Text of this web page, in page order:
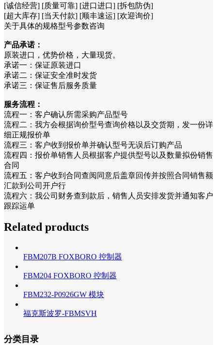
[诚信经营] [质量可靠] [进口进口] [拆包防伪]
[超大库存] [当天付款] [顺丰速运] [欢迎询价]
关于具体的规格型号参数咨询
产品承诺：
原装进口，优势价格，大量现货。
承诺一：保证原装进口
承诺二：保证安全准时发货
承诺三：保证售后服务质量
服务流程：
流程一：客户确认所需采购产品型号
流程二：我方会根据询价型号查询价格以及交货期，发一份详
细正规报价单
流程三：客户收到报价单并确认型号无误后订购产品
流程四：报价单销售人员根据客户提供型号以及数量拟份销售
合同
流程五：客户收到合同查阅同意后盖章回传并按照合同销售额
汇款到公司开户行
流程六：我公司财务查到款后，销售人员安排发货并通知客户
跟踪运单
Related products
FBM207B FOXBORO 控制器
FBM204 FOXBORO 控制器
FBM232-P0926GW 模块
福克斯波罗-FBMSVH
分类目录